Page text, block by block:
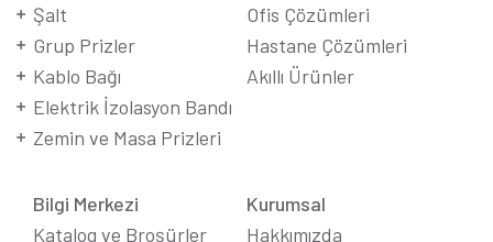
Şalt
Grup Prizler
Kablo Bağı
Elektrik İzolasyon Bandı
Zemin ve Masa Prizleri
Ofis Çözümleri
Hastane Çözümleri
Akıllı Ürünler
Bilgi Merkezi
Katalog ve Broşürler
Kurumsal
Hakkımızda